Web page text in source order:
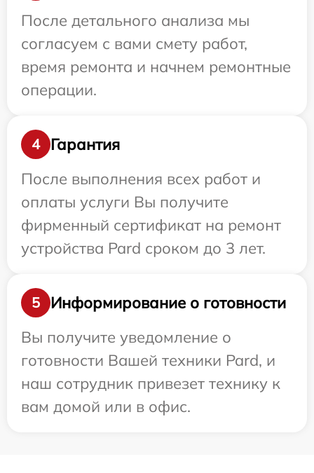
После детального анализа мы
согласуем с вами смету работ,
время ремонта и начнем ремонтные
операции.
4
Гарантия
После выполнения всех работ и
оплаты услуги Вы получите
фирменный сертификат на ремонт
устройства Pard сроком до 3 лет.
5
Информирование о готовности
Вы получите уведомление о
готовности Вашей техники Pard, и
наш сотрудник привезет технику к
вам домой или в офис.